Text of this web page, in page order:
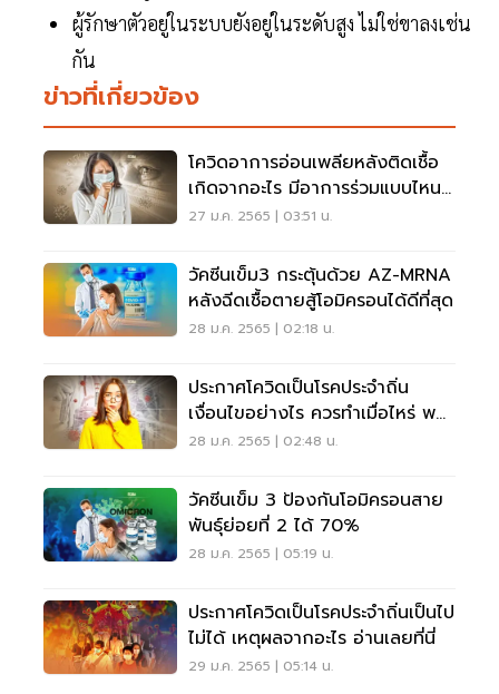
ผู้รักษาตัวอยู่ในระบบยังอยู่ในระดับสูง ไม่ใช่ขาลงเช่น
กัน
ข่าวที่เกี่ยวข้อง
โควิดอาการอ่อนเพลียหลังติดเชื้อ
เกิดจากอะไร มีอาการร่วมแบบไหน
เช็คเลย
27 ม.ค. 2565 | 03:51 น.
วัคซีนเข็ม3 กระตุ้นด้วย AZ-MRNA
หลังฉีดเชื้อตายสู้โอมิครอนได้ดีที่สุด
28 ม.ค. 2565 | 02:18 น.
ประกาศโควิดเป็นโรคประจำถิ่น
เงื่อนไขอย่างไร ควรทำเมื่อไหร่ พบ
คำตอบที่นี่
28 ม.ค. 2565 | 02:48 น.
วัคซีนเข็ม 3 ป้องกันโอมิครอนสาย
พันธุ์ย่อยที่ 2 ได้ 70%
28 ม.ค. 2565 | 05:19 น.
ประกาศโควิดเป็นโรคประจำถิ่นเป็นไป
ไม่ได้ เหตุผลจากอะไร อ่านเลยที่นี่
29 ม.ค. 2565 | 05:14 น.